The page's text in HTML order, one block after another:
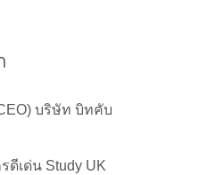
บริษัท บิทคับ
ดีเด่น Study UK